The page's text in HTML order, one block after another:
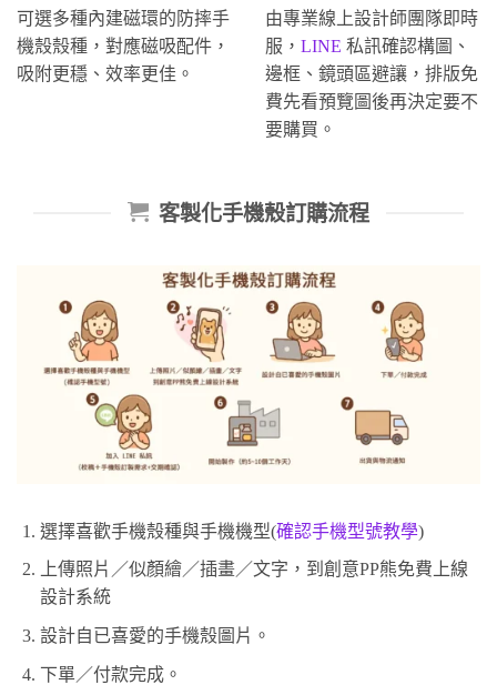
可選多種內建磁環的防摔手
機殼殼種，對應磁吸配件，
吸附更穩、效率更佳。
由專業線上設計師團隊即時
服， LINE 私訊確認構圖、
邊框、鏡頭區避讓，排版免
費先看預覽圖後再決定要不
要購買。
客製化手機殼訂購流程
選擇喜歡手機殼種與手機機型(確認手機型號教學)
上傳照片／似顏繪／插畫／文字，到創意PP熊免費上線
設計系統
設計自已喜愛的手機殼圖片。
下單／付款完成。